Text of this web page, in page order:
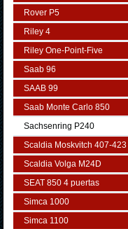
Rover P5
Riley 4
Riley One-Point-Five
Saab 96
SAAB 99
Saab Monte Carlo 850
Sachsenring P240
Scaldia Moskvitch 407-423
Scaldia Volga M24D
SEAT 850 4 puertas
Simca 1000
Simca 1100